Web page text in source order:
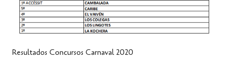
Resultados Concursos Carnaval 2020